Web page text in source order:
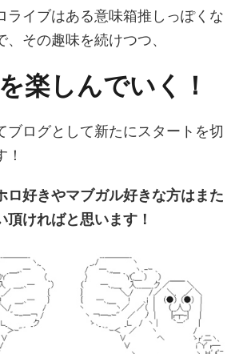
ライブはある意味箱推しっぽくな
、その趣味を続けつつ、
楽しんでいく！
ブログとして新たにスタートを切
ロ好きやマブガル好きな方はまた
頂ければと思います！